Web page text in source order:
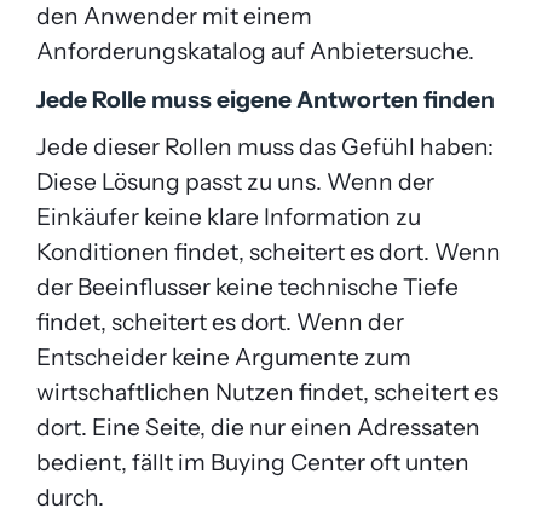
den Anwender mit einem
Anforderungskatalog auf Anbietersuche.
Jede Rolle muss eigene Antworten finden
Jede dieser Rollen muss das Gefühl haben:
Diese Lösung passt zu uns. Wenn der
Einkäufer keine klare Information zu
Konditionen findet, scheitert es dort. Wenn
der Beeinflusser keine technische Tiefe
findet, scheitert es dort. Wenn der
Entscheider keine Argumente zum
wirtschaftlichen Nutzen findet, scheitert es
dort. Eine Seite, die nur einen Adressaten
bedient, fällt im Buying Center oft unten
durch.